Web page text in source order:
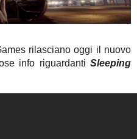
rilasciano oggi il nuovo
info riguardanti Sleeping